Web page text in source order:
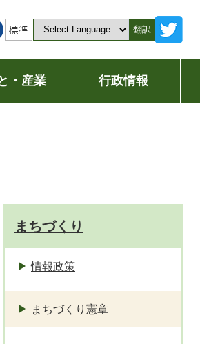
翻訳
・産業 行政情報
まちづくり
情報政策
まちづくり憲章